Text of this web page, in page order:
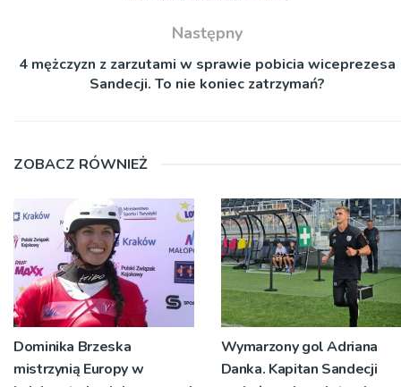
Następny
4 mężczyzn z zarzutami w sprawie pobicia wiceprezesa
Sandecji. To nie koniec zatrzymań?
ZOBACZ RÓWNIEŻ
Dominika Brzeska
mistrzynią Europy w
Wymarzony gol Adriana
Danka. Kapitan Sandecji